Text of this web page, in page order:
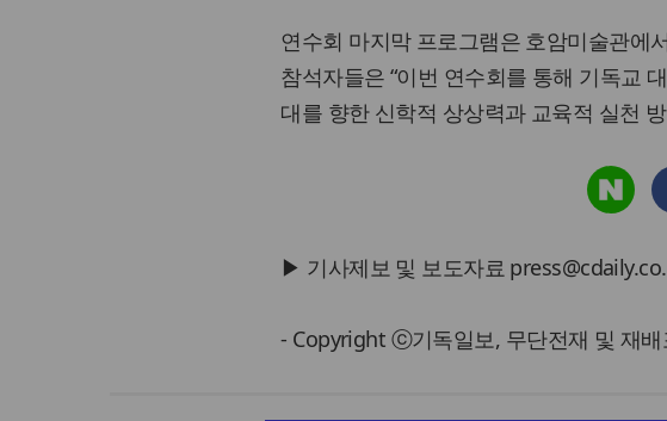
연수회 마지막 프로그램은 호암미술관에
참석자들은 “이번 연수회를 통해 기독교
대를 향한 신학적 상상력과 교육적 실천
▶ 기사제보 및 보도자료
- Copyright ⓒ기독일보, 무단전재 및 재배